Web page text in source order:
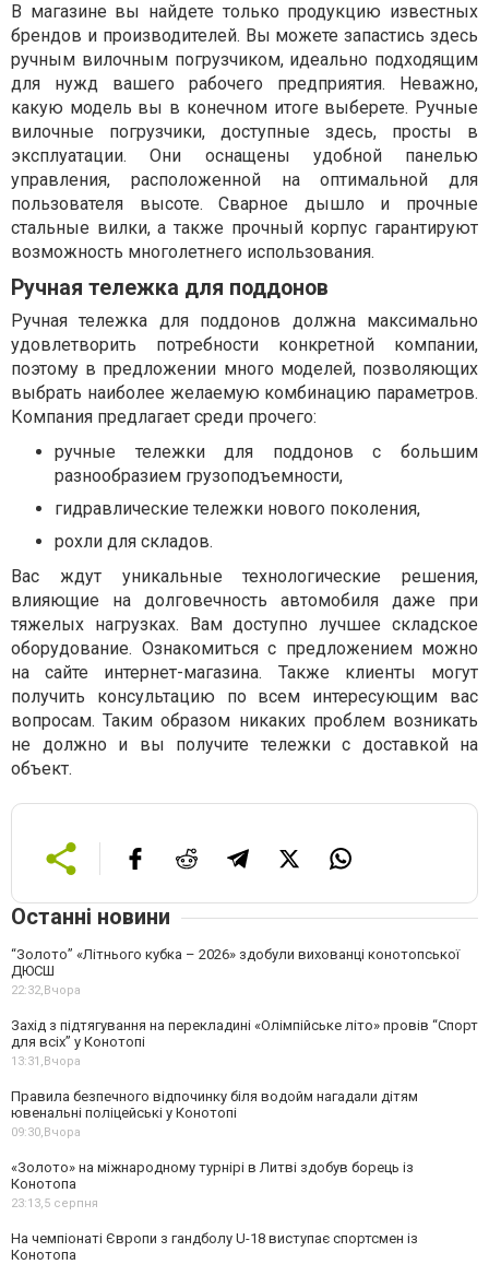
В магазине вы найдете только продукцию известных
брендов и производителей. Вы можете запастись здесь
ручным вилочным погрузчиком, идеально подходящим
для нужд вашего рабочего предприятия. Неважно,
какую модель вы в конечном итоге выберете. Ручные
вилочные погрузчики, доступные здесь, просты в
эксплуатации. Они оснащены удобной панелью
управления, расположенной на оптимальной для
пользователя высоте. Сварное дышло и прочные
стальные вилки, а также прочный корпус гарантируют
возможность многолетнего использования.
Ручная тележка для поддонов
Ручная тележка для поддонов должна максимально
удовлетворить потребности конкретной компании,
поэтому в предложении много моделей, позволяющих
выбрать наиболее желаемую комбинацию параметров.
Компания предлагает среди прочего:
ручные тележки для поддонов с большим
разнообразием грузоподъемности,
гидравлические тележки нового поколения,
рохли для складов.
Вас ждут уникальные технологические решения,
влияющие на долговечность автомобиля даже при
тяжелых нагрузках. Вам доступно лучшее складское
оборудование. Ознакомиться с предложением можно
на сайте интернет-магазина. Также клиенты могут
получить консультацию по всем интересующим вас
вопросам. Таким образом никаких проблем возникать
не должно и вы получите тележки с доставкой на
объект.
Останні новини
“Золото” «Літнього кубка – 2026» здобули вихованці конотопської
ДЮСШ
22:32,Вчора
Захід з підтягування на перекладині «Олімпійське літо» провів “Спорт
для всіх” у Конотопі
13:31,Вчора
Правила безпечного відпочинку біля водойм нагадали дітям
ювенальні поліцейські у Конотопі
09:30,Вчора
«Золото» на міжнародному турнірі в Литві здобув борець із
Конотопа
23:13,5 серпня
На чемпіонаті Європи з гандболу U-18 виступає спортсмен із
Конотопа